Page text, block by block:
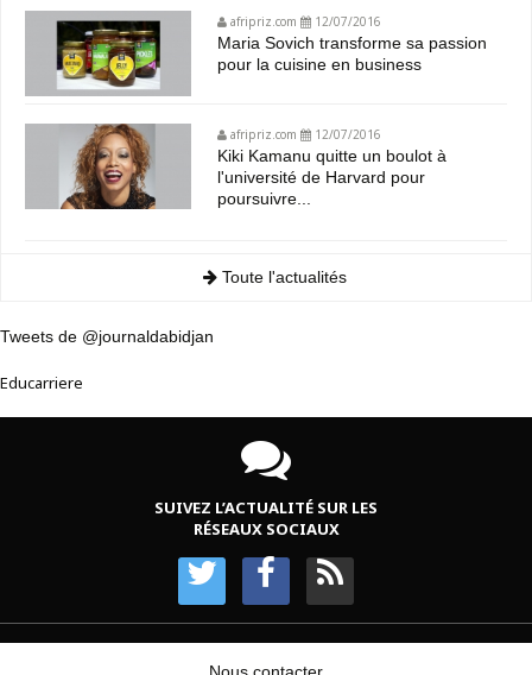
afripriz.com 12/07/2016
Maria Sovich transforme sa passion
pour la cuisine en business
afripriz.com 12/07/2016
Kiki Kamanu quitte un boulot à
l'université de Harvard pour
poursuivre...
Toute l'actualités
Tweets de @journaldabidjan
Educarriere
SUIVEZ L’ACTUALITÉ SUR LES
RÉSEAUX SOCIAUX